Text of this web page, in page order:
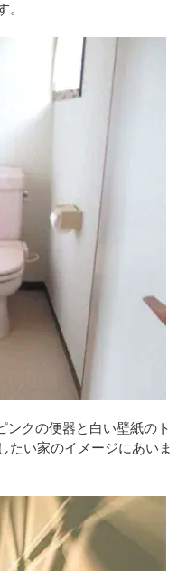
。
ンクの便器と白い壁紙のト
たい家のイメージにあいま